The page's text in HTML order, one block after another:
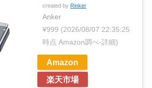
created by Rinker
Anker
¥999 (2026/08/07 22:35:25
時点 Amazon調べ-詳細)
Amazon
楽天市場